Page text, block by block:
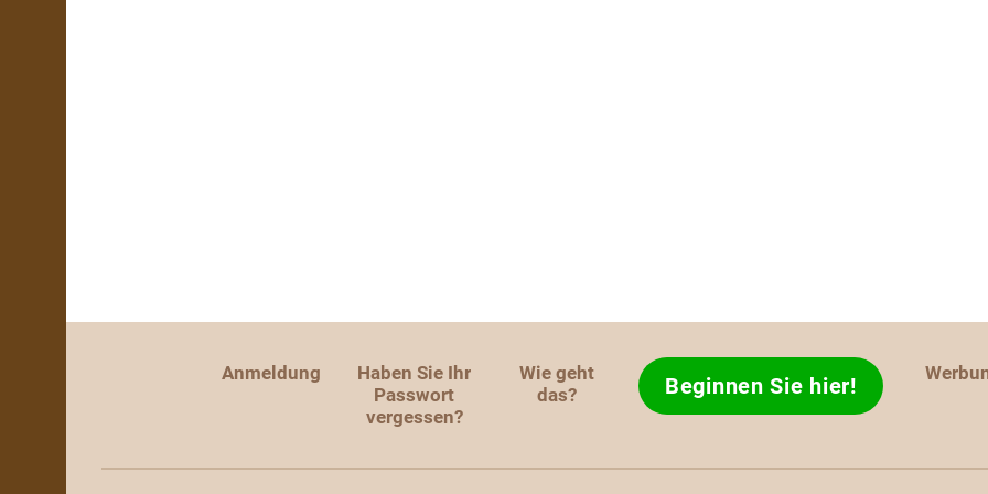
Anmeldung
Haben Sie Ihr
Passwort
vergessen?
Wie geht
das?
Beginnen Sie hier!